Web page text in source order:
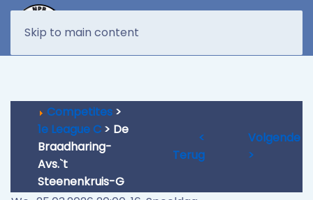
Skip to main content
Competites >
1e League C > De
Braadharing-
Avs.`t
Steenenkruis-G
<
Terug
Volgende
>